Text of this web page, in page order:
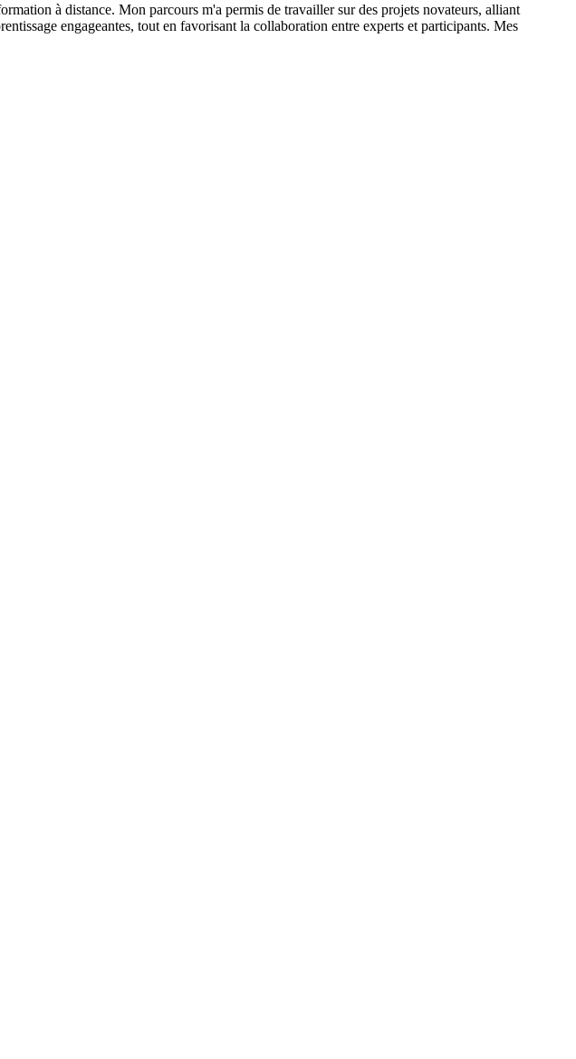
à distance. Mon parcours m'a permis de travailler sur des projets novateurs, alliant
engageantes, tout en favorisant la collaboration entre experts et participants. Mes